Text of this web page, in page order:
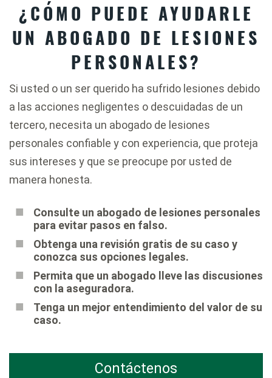
¿CÓMO PUEDE AYUDARLE
UN ABOGADO DE LESIONES
PERSONALES?
Si usted o un ser querido ha sufrido lesiones debido
a las acciones negligentes o descuidadas de un
tercero, necesita un abogado de lesiones
personales confiable y con experiencia, que proteja
sus intereses y que se preocupe por usted de
manera honesta.
Consulte un abogado de lesiones personales
para evitar pasos en falso.
Obtenga una revisión gratis de su caso y
conozca sus opciones legales.
Permita que un abogado lleve las discusiones
con la aseguradora.
Tenga un mejor entendimiento del valor de su
caso.
Contáctenos